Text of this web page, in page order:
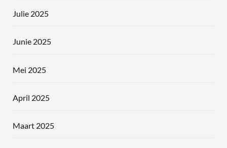
Julie 2025
Junie 2025
Mei 2025
April 2025
Maart 2025